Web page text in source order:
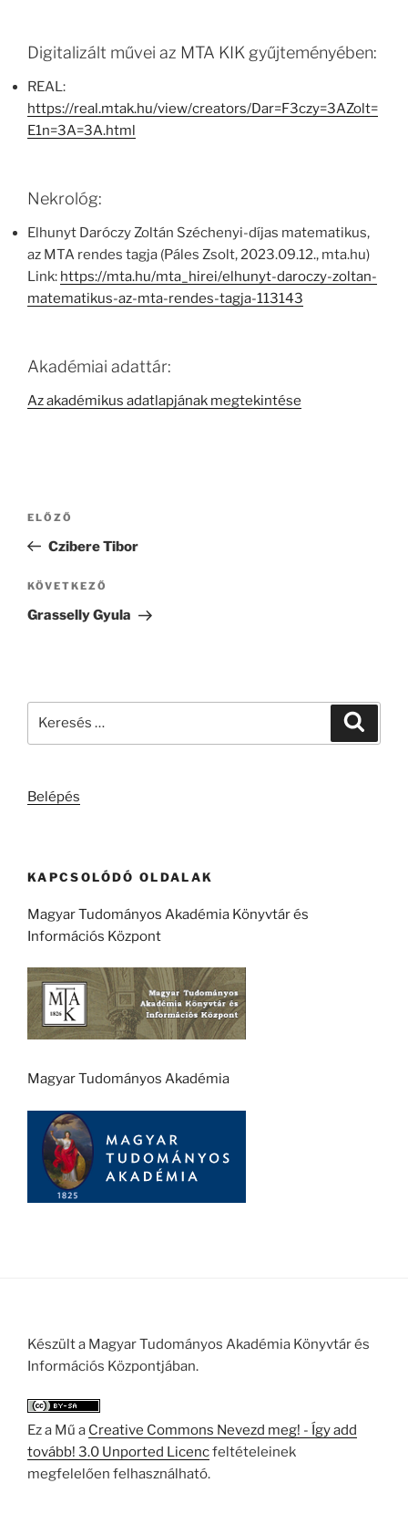
Digitalizált művei az MTA KIK gyűjteményében:
REAL:
https://real.mtak.hu/view/creators/Dar=F3czy=3AZolt=
E1n=3A=3A.html
Nekrológ:
Elhunyt Daróczy Zoltán Széchenyi-díjas matematikus,
az MTA rendes tagja (Páles Zsolt, 2023.09.12., mta.hu)
Link: https://mta.hu/mta_hirei/elhunyt-daroczy-zoltan-
matematikus-az-mta-rendes-tagja-113143
Akadémiai adattár:
Az akadémikus adatlapjának megtekintése
Bejegyzés
Korábbi
bejegyzés
ELŐZŐ
Czibere Tibor
Következő
bejegyzés
KÖVETKEZŐ
Grasselly Gyula
Belépés
KAPCSOLÓDÓ OLDALAK
Magyar Tudományos Akadémia Könyvtár és
Információs Központ
Magyar Tudományos Akadémia
Készült a Magyar Tudományos Akadémia Könyvtár és
Információs Központjában.
Ez a Mű a Creative Commons Nevezd meg! - Így add
tovább! 3.0 Unported Licencfeltételeinek
megfelelően felhasználható.